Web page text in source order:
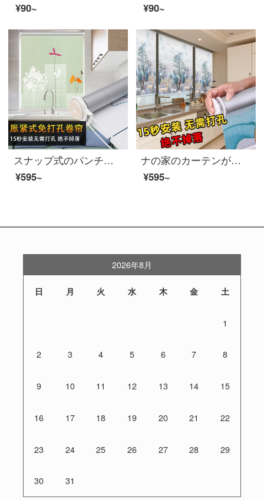
¥90~
¥90~
スナップ式のパンチングフリープリントのカーテン全遮光キッチントイレの防水油昇降。家庭のカーテンは張り式の秋語全遮光です。
¥595~
ナの家のカーテンが張っています。穴が開けられないように、トイレのバスルームを設置します。防水キッチンの防油室の寝室の遮光ベランダの日よけのテラスが引き上げられます。カーテンが張っています。鹿の縁が全部遮光しています。
¥595~
2026年8月
日 月 火 水 木 金 土
1
2 3 4 5 6 7 8
9 10 11 12 13 14 15
16 17 18 19 20 21 22
23 24 25 26 27 28 29
30 31